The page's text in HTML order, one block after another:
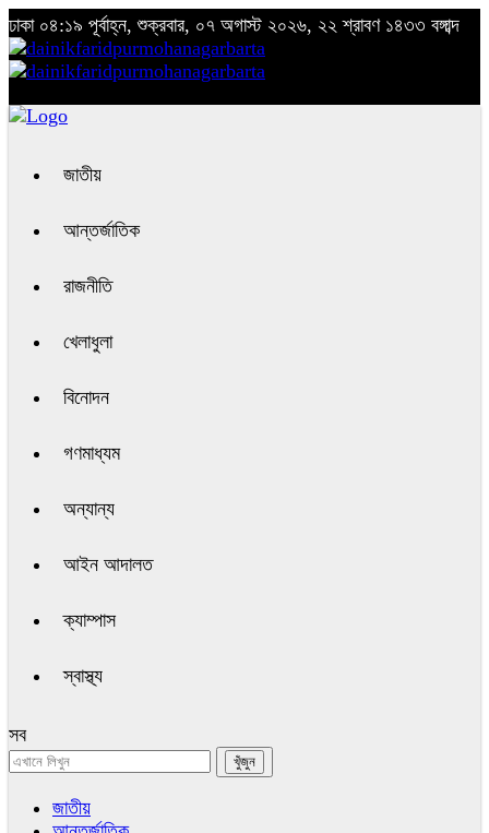
ঢাকা ০৪:১৯ পূর্বাহ্ন, শুক্রবার, ০৭ অগাস্ট ২০২৬, ২২ শ্রাবণ ১৪৩৩ বঙ্গাব্দ
জাতীয়
আন্তর্জাতিক
রাজনীতি
খেলাধুলা
বিনোদন
গণমাধ্যম
অন্যান্য
আইন আদালত
ক্যাম্পাস
স্বাস্থ্য
সব
জাতীয়